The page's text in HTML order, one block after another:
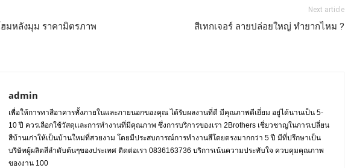
มหลังมุม ราคามิตรภาพ
Next article
สีเทกเจอร์ ลายปล่อยใหญ่ ทำยากไหม ?
admin
เพื่อให้การทาสีอาคารทั้งภายในและภายนอกของคุณ ได้รับผลงานที่ดี มีคุณภาพดีเยี่ยม อยู่ได้นานเป็น 5-
10 ปี ควรเลือกใช้วัสดุเเละการทำงานที่มีคุณภาพ ซึ่งการบริการของเรา 2Brothers เชี่ยวชาญในการเปลี่ยน
สีบ้านเก่าให้เป็นบ้านใหม่ที่สวยงาม โดยมีประสบการณ์การทำงานสีโดยตรงมากกว่า 5 ปี มีที่ปรึกษาเป็น
บริษัทผู้ผลิตสีลำดับต้นๆของประเทศ ติดต่อเรา 0836163736 บริการเน้นความประทับใจ ควบคุมคุณภาพ
ของงาน 100